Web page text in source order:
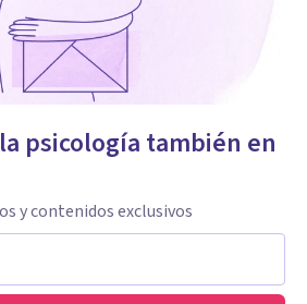
psicología también en
y contenidos exclusivos